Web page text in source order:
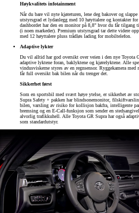
Høykvalitets infotainment
Når du bare vil nyte kjøreturen, lene deg bakover og
utstyrsgrad et lydanlegg med 10 høyttalere og kontakter
dashbordet har den en monitor på 8,8" hvor du får tilgang
(i noen markeder). Premium utstyrsgrad tar dette videre
med 12 høyttalere pluss trådløs lading for mobiltelefon.
Adaptive lykter
Du vil alltid har god oversikt over veien i den nye Toyota
adaptive lyktene foran, baklyktene og kjørelyktene. Alle
vindusviskerne styres av en regnsensor. Ryggekamera
får full oversikt bak bilen når du trenger det.
Sikkerhet først
Som en sportsbil med svært høye ytelse, er sikkerhet av
Supra Safety + pakken har blindsonemonitor,
bilen, varsling av risiko for kollisjon bakfra, intelligente
bremsing og en E-Call-funksjon som sender en
alvorlig trafikkuhell. Alle Toyota GR Supra har også
som standardutstyr.